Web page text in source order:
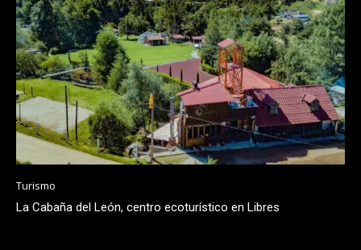
Turismo
La Cabaña del León, centro ecoturístico en Libres